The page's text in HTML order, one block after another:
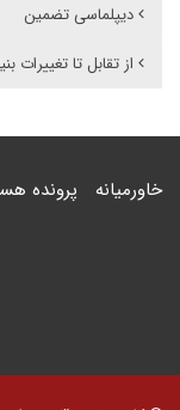
دیپلماسی تضمین
از تقابل تا تغییرات
خاورمیانه پرونده